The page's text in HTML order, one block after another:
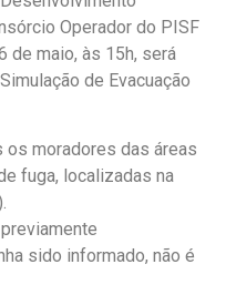
Operador do PISF
de maio, às 15h, será
de Evacuação
os moradores das áreas
fuga, localizadas na
sido informado, não é